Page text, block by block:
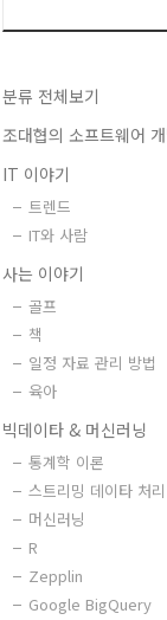
분류 전체보기
조대협의 소프트웨어
IT 이야기
트렌드
IT와 사람
사는 이야기
골프
책
일정 자료 관리 방법
육아
빅데이타 & 머신러닝
통계학 이론
스트리밍 데이타 처리
머신러닝
R
Zepplin
Google BigQuery